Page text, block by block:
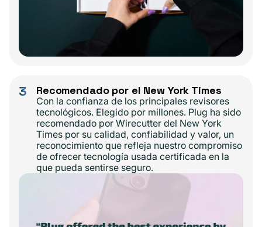
3 Recomendado por el New York Times
Con la confianza de los principales revisores
tecnológicos. Elegido por millones. Plug ha sido
recomendado por Wirecutter del New York
Times por su calidad, confiabilidad y valor, un
reconocimiento que refleja nuestro compromiso
de ofrecer tecnología usada certificada en la
que pueda sentirse seguro.